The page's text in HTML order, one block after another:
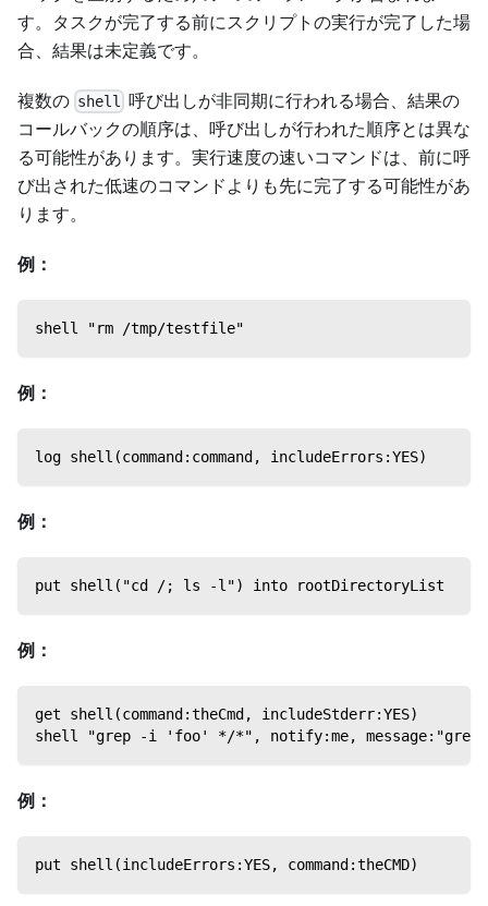
す。タスクが完了する前にスクリプトの実行が完了した場
合、結果は未定義です。
複数の shell
呼び出しが非同期に行われる場合、結果の
コールバックの順序は、呼び出しが行われた順序とは異な
る可能性があります。実行速度の速いコマンドは、前に呼
び出された低速のコマンドよりも先に完了する可能性があ
ります。
例：
shell "rm /tmp/testfile"
例：
log shell(command:command, includeErrors:YES)
例：
put shell("cd /; ls -l") into rootDirectoryList
例：
get shell(command:theCmd, includeStderr:YES)
shell "grep -i 'foo' */*", notify:me,
例：
put shell(includeErrors:YES, command:theCMD)